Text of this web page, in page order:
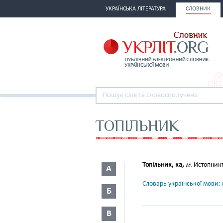
УКРАЇНСЬКА ЛІТЕРАТУРА СЛОВНИК
ТОПІЛЬНИК
А
Б
В
Топільник, ка, м.
Словарь української